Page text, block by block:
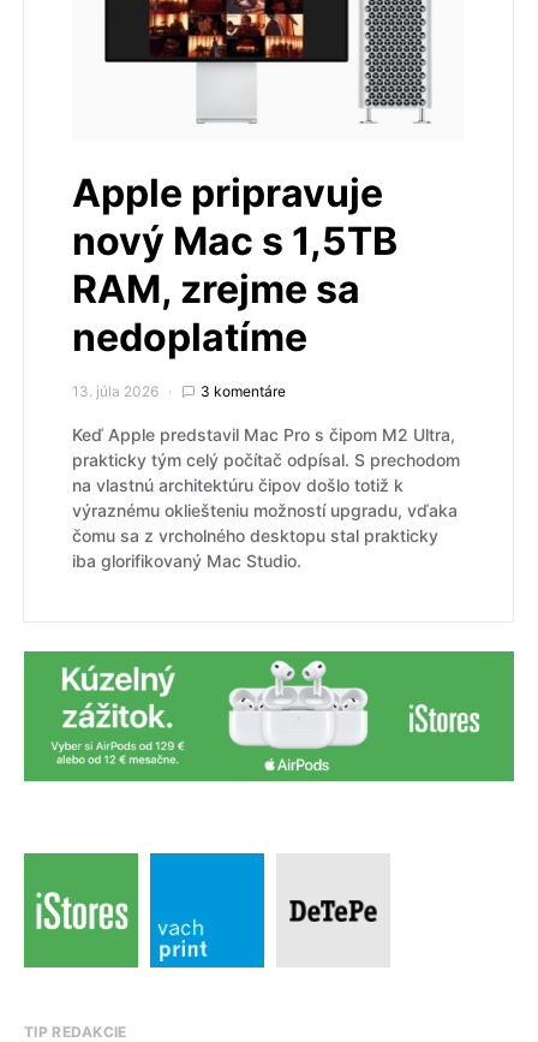
Apple pripravuje
nový Mac s 1,5TB
RAM, zrejme sa
nedoplatíme
13. júla 2026 3 komentáre
Keď Apple predstavil Mac Pro s čipom M2 Ultra,
prakticky tým celý počítač odpísal. S prechodom
na vlastnú architektúru čipov došlo totiž k
výraznému okliešteniu možností upgradu, vďaka
čomu sa z vrcholného desktopu stal prakticky
iba glorifikovaný Mac Studio.
TIP REDAKCIE